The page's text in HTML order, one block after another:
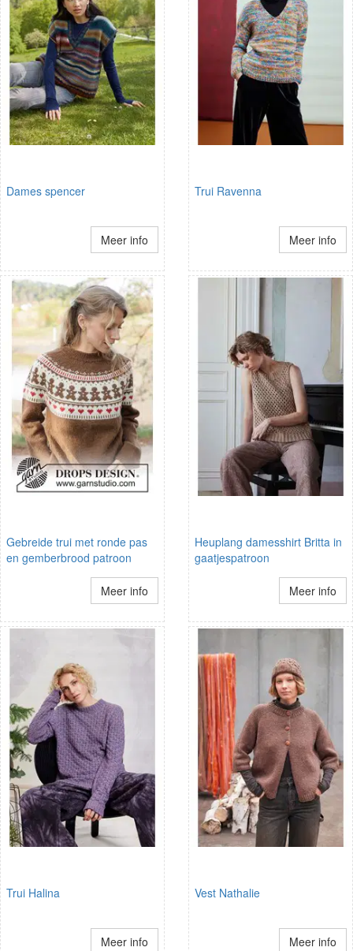
Dames spencer
Meer info
Trui Ravenna
Meer info
Gebreide trui met ronde pas
en gemberbrood patroon
Meer info
Heuplang damesshirt Britta in
gaatjespatroon
Meer info
Trui Halina
Meer info
Vest Nathalie
Meer info